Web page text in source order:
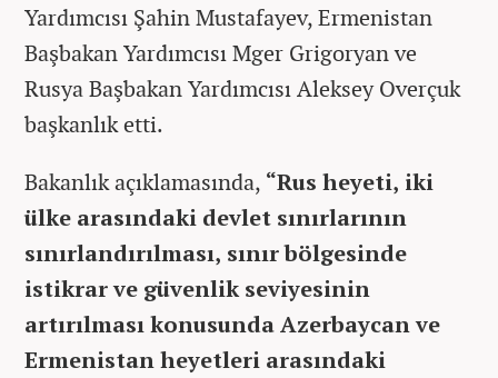
Yardımcısı Şahin Mustafayev, Ermenistan
Başbakan Yardımcısı Mger Grigoryan ve
Rusya Başbakan Yardımcısı Aleksey Overçuk
başkanlık etti.
Bakanlık açıklamasında, “Rus heyeti, iki
ülke arasındaki devlet sınırlarının
sınırlandırılması, sınır bölgesinde
istikrar ve güvenlik seviyesinin
artırılması konusunda Azerbaycan ve
Ermenistan heyetleri arasındaki